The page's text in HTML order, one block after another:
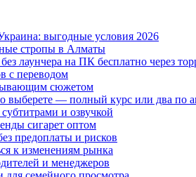
выгодные условия 2026
стропы в Алматы
лаунчера на ПК бесплатно через
с переводом
сюжетом
выберете — полный курс или два по
и озвучкой
сигарет оптом
предоплаты и рисков
к изменениям рынка
и менеджеров